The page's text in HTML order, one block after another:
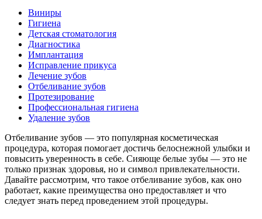
Виниры
Гигиена
Детская стоматология
Диагностика
Имплантация
Исправление прикуса
Лечение зубов
Отбеливание зубов
Протезирование
Профессиональная гигиена
Удаление зубов
Отбеливание зубов — это популярная косметическая
процедура, которая помогает достичь белоснежной улыбки и
повысить уверенность в себе. Сияюще белые зубы — это не
только признак здоровья, но и символ привлекательности.
Давайте рассмотрим, что такое отбеливание зубов, как оно
работает, какие преимущества оно предоставляет и что
следует знать перед проведением этой процедуры.